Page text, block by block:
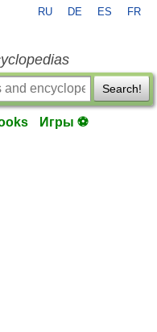
RU DE ES FR
Search!
Игры ⚽